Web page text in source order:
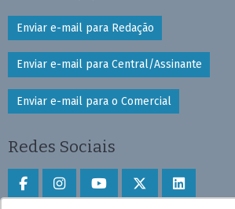
Enviar e-mail para Redação
Enviar e-mail para Central/Assinante
Enviar e-mail para o Comercial
Redes Sociais